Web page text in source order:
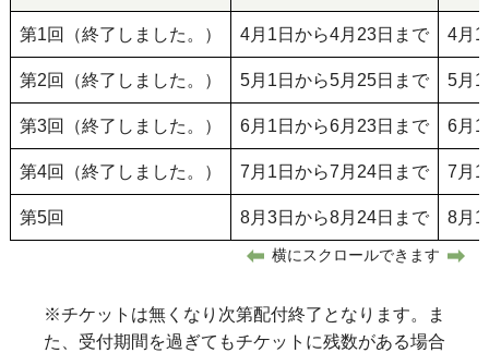
第1回（終了しました。） 4月1日から4月23日まで 4月1
第2回（終了しました。） 5月1日から5月25日まで 5月1
第3回（終了しました。） 6月1日から6月23日まで 6月1
第4回（終了しました。） 7月1日から7月24日まで 7月1
第5回 8月3日から8月24日まで 8月1
横にスクロールできます
※チケットは無くなり次第配付終了となります。ま
た、受付期間を過ぎてもチケットに残数がある場合